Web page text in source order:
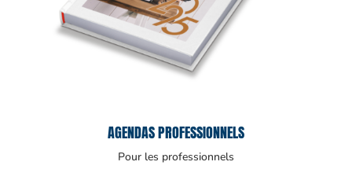
AGENDAS PROFESSIONNELS
Pour les professionnels